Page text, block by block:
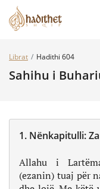
Librat Hadithi 604
Sahihu i
1. Nënkapitulli:
Allahu i
(ezanin) tuaj për